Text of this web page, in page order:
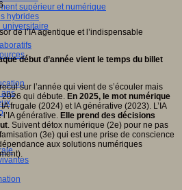
supérieur et numérique
hybrides
universitaire
ans
début d’année vient le temps du billet
sur l’année qui vient de s’écouler mais
2026 qui débute. En 2025, le mot numérique
frugale (2024) et IA générative (2023). L’IA
générative. Elle prend des décisions
. Suivent détox numérique (2e) pour ne pas
(3e) qui est une prise de conscience
aux solutions numériques